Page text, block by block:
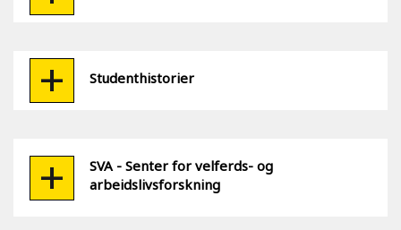
Studenthistorier
SVA - Senter for velferds- og
arbeidslivsforskning